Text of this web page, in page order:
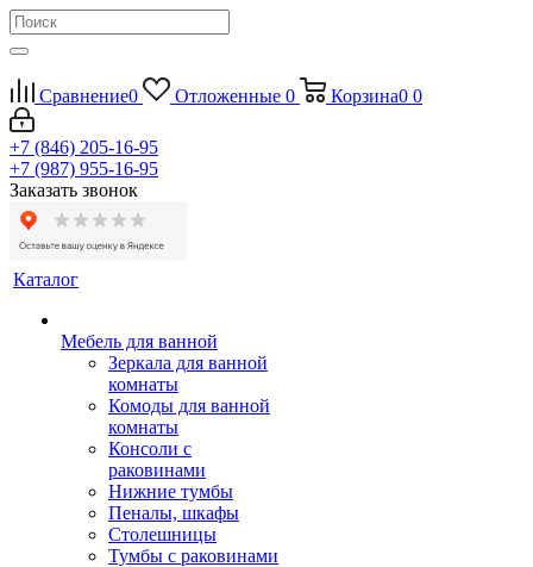
Сравнение0 Отложенные 0 Корзина0 0
+7 (846) 205-16-95
+7 (987) 955-16-95
Заказать звонок
Каталог
Мебель для ванной
Зеркала для ванной
комнаты
Комоды для ванной
комнаты
Консоли с
раковинами
Нижние тумбы
Пеналы, шкафы
Столешницы
Тумбы с раковинами